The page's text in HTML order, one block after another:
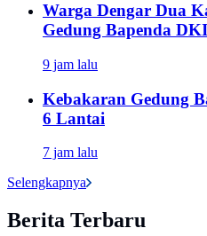
Warga Dengar Dua
Gedung Bapenda
9 jam lalu
Kebakaran Gedung
6 Lantai
7 jam lalu
Selengkapnya
Berita Terbaru